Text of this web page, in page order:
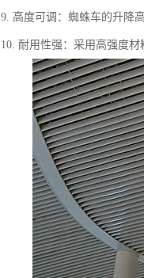
9. 高度可调：蜘蛛车的升降
10. 耐用性强：采用高强度